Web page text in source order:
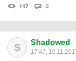
147 3
S Shadowed
17:47,